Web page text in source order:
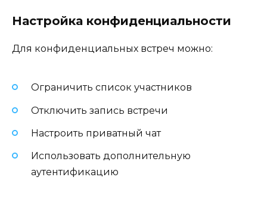
Настройка конфиденциальности
Для конфиденциальных встреч можно:
Ограничить список участников
Отключить запись встречи
Настроить приватный чат
Использовать дополнительную
аутентификацию